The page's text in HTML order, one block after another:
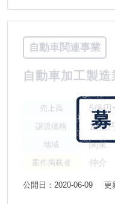
自動車関連事業
自動車加工製
売上高 5億円
譲渡価格 10億
地域 関東
案件掲載者 仲介
公開日：2020-06-09 更